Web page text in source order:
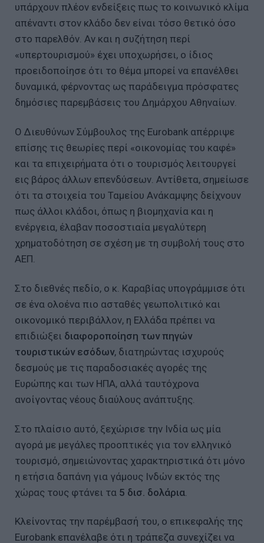
υπάρχουν πλέον ενδείξεις πως το κοινωνικό κλίμα
απέναντι στον κλάδο δεν είναι τόσο θετικό όσο
στο παρελθόν. Αν και η συζήτηση περί
«υπερτουρισμού» έχει υποχωρήσει, ο ίδιος
προειδοποίησε ότι το θέμα μπορεί να επανέλθει
δυναμικά, φέρνοντας ως παράδειγμα πρόσφατες
δημόσιες παρεμβάσεις του Δημάρχου Αθηναίων.
Ο Διευθύνων Σύμβουλος της Eurobank απέρριψε
επίσης τις θεωρίες περί «οικονομίας του καφέ»
και τα επιχειρήματα ότι ο τουρισμός λειτουργεί
εις βάρος άλλων επενδύσεων. Αντίθετα, σημείωσε
ότι τα στοιχεία του Ταμείου Ανάκαμψης δείχνουν
πως άλλοι κλάδοι, όπως η βιομηχανία και η
ενέργεια, έλαβαν ποσοστιαία μεγαλύτερη
χρηματοδότηση σε σχέση με τη συμβολή τους στο
ΑΕΠ.
Στο διεθνές πεδίο, ο κ. Καραβίας υπογράμμισε ότι
σε ένα ολοένα πιο ασταθές γεωπολιτικό και
οικονομικό περιβάλλον, η Ελλάδα πρέπει να
επιδιώξει διαφοροποίηση των πηγών
τουριστικών εσόδων, διατηρώντας ισχυρούς
δεσμούς με τις παραδοσιακές αγορές της
Ευρώπης και των ΗΠΑ, αλλά ταυτόχρονα
ανοίγοντας νέους διαύλους ανάπτυξης.
Στο πλαίσιο αυτό, ξεχώρισε την Ινδία ως μία
αγορά με μεγάλες προοπτικές για τον ελληνικό
τουρισμό, σημειώνοντας χαρακτηριστικά ότι μόνο
η ετήσια δαπάνη για γάμους Ινδών εκτός της
χώρας τους φτάνει τα 5 δισ. δολάρια
Κλείνοντας την παρέμβασή του, ο επικεφαλής της
Eurobank επανέλαβε ότι η τράπεζα συνεχίζει να